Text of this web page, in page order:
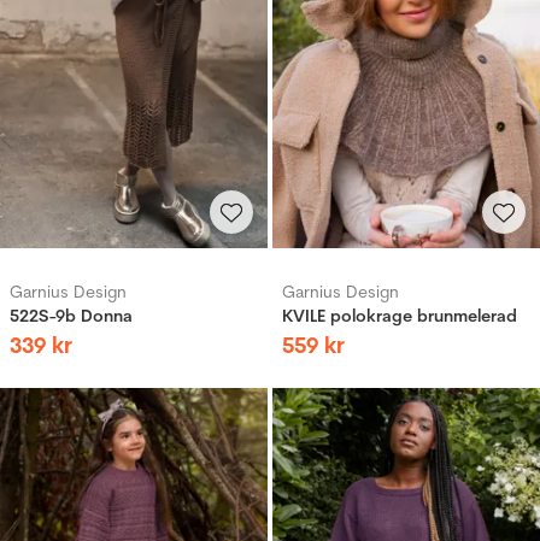
Garnius Design
522S-9b Donna
339 kr
Garnius Design
KVILE polokrage brunmelerad
559 kr